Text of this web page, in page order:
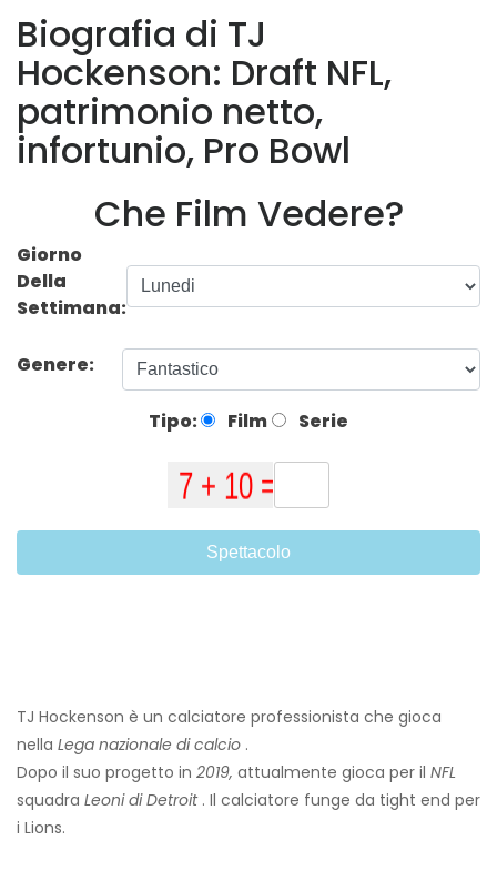
Biografia di TJ
Hockenson: Draft NFL,
patrimonio netto,
infortunio, Pro Bowl
Che Film Vedere?
Giorno
Della
Settimana:
Genere:
Tipo: Film Serie
Spettacolo
TJ Hockenson è un calciatore professionista che gioca
nella Lega nazionale di calcio .
Dopo il suo progetto in 2019, attualmente gioca per il NFL
squadra Leoni di Detroit. Il calciatore funge da tight end per
i Lions.